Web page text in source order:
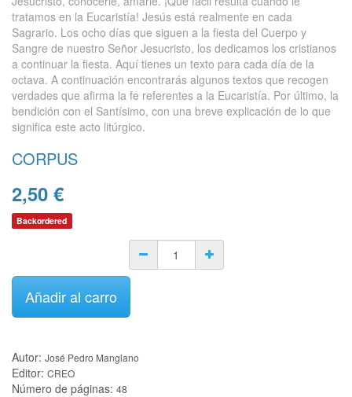
tratamos en la Eucaristía! Jesús está realmente en cada
Sagrario. Los ocho días que siguen a la fiesta del Cuerpo y
Sangre de nuestro Señor Jesucristo, los dedicamos los cristianos
a continuar la fiesta. Aquí tienes un texto para cada día de la
octava. A continuación encontrarás algunos textos que recogen
verdades que afirma la fe referentes a la Eucaristía. Por último, la
bendición con el Santísimo, con una breve explicación de lo que
significa este acto litúrgico.
CORPUS
2,50 €
Backordered
Añadir al carro
Autor: José Pedro Manglano
Editor: CREO
Número de páginas: 48